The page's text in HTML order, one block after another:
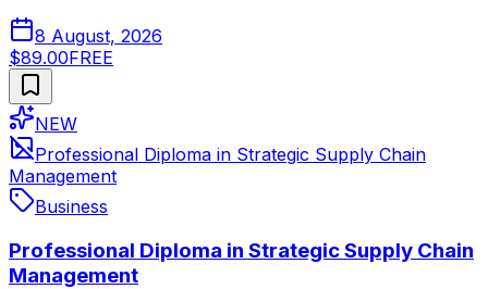
8 August, 2026
$89.00FREE
NEW
Professional Diploma in Strategic Supply Chain
Management
Business
Professional Diploma in Strategic Supply Chain
Management